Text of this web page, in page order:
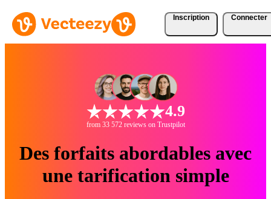
Inscription Connecter
4.9
from 33 572 reviews on Trustpilot
Des forfaits abordables avec
une tarification simple